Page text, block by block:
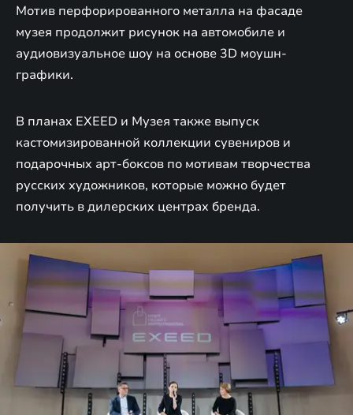
Мотив перфорированного металла на фасаде
музея продолжит рисунок на автомобиле и
аудиовизуальное шоу на основе 3D моушн-
графики.
В планах EXEED и Музея также выпуск
кастомизированной коллекции сувениров и
подарочных арт-боксов по мотивам творчества
русских художников, которые можно будет
получить в дилерских центрах бренда.